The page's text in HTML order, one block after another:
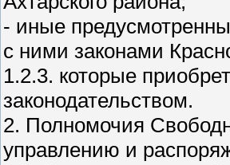
- иные
с ними законами
1.2.3. которые
законодательством.
2. Полномочия
управлению и